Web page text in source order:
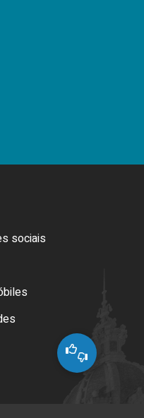
sociais